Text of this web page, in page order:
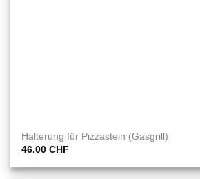
Halterung für Pizzastein (Gasgrill)
46.00CHF